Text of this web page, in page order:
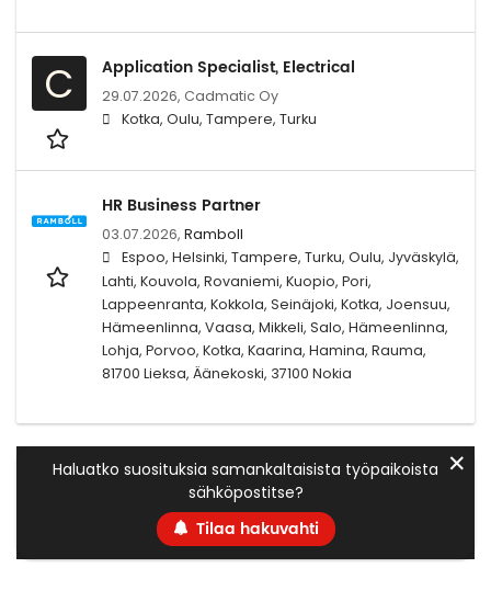
C Application Specialist, Electrical
29.07.2026, Cadmatic Oy
Kotka, Oulu, Tampere, Turku
HR Business Partner
03.07.2026, Ramboll
Espoo, Helsinki, Tampere, Turku, Oulu, Jyväskylä,
Lahti, Kouvola, Rovaniemi, Kuopio, Pori,
Lappeenranta, Kokkola, Seinäjoki, Kotka, Joensuu,
Hämeenlinna, Vaasa, Mikkeli, Salo, Hämeenlinna,
Lohja, Porvoo, Kotka, Kaarina, Hamina, Rauma,
81700 Lieksa, Äänekoski, 37100 Nokia
Haluatko suosituksia samankaltaisista työpaikoista
sähköpostitse?
Tilaa hakuvahti
✕